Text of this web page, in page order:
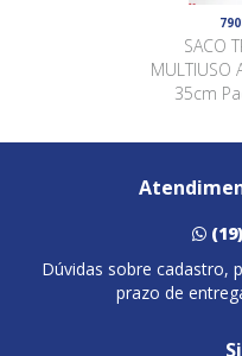
SACO
MULTIUSO
35cm
Dúvidas sobre cadastro,
prazo de